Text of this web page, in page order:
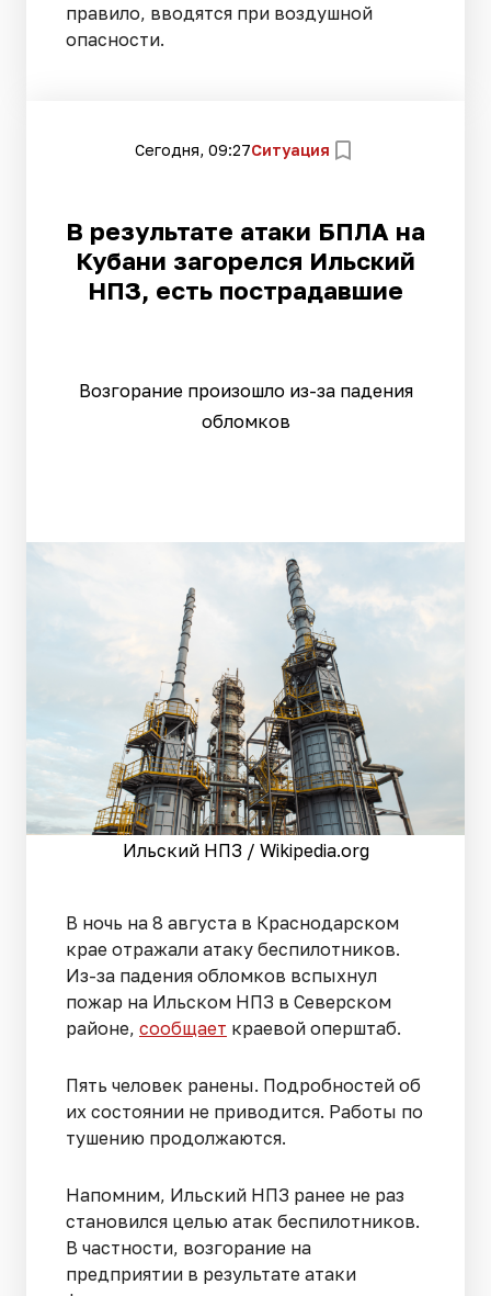
правило, вводятся при воздушной
опасности.
Сегодня, 09:27Ситуация
В результате атаки БПЛА на
Кубани загорелся Ильский
НПЗ, есть пострадавшие
Возгорание произошло из-за падения
обломков
Ильский НПЗ / Wikipedia.org
В ночь на 8 августа в Краснодарском
крае отражали атаку беспилотников.
Из-за падения обломков вспыхнул
пожар на Ильском НПЗ в Северском
районе, сообщает краевой оперштаб.
Пять человек ранены. Подробностей об
их состоянии не приводится. Работы по
тушению продолжаются.
Напомним, Ильский НПЗ ранее не раз
становился целью атак беспилотников.
В частности, возгорание на
предприятии в результате атаки